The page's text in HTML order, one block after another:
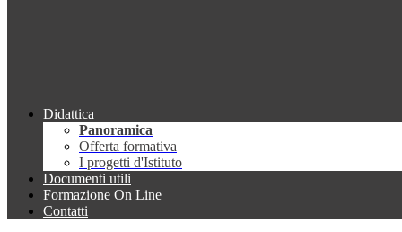
Didattica
Panoramica
Offerta formativa
I progetti d'Istituto
Documenti utili
Formazione On Line
Contatti